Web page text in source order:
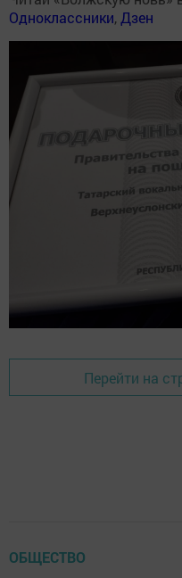
Одноклассники, Дзен
Перейти на
ОБЩЕСТВО